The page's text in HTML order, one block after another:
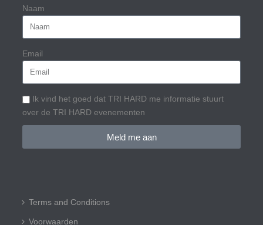
Naam
Email
Ik vind het goed dat TRI HARD me informatie stuurt
over de TRI HARD evenementen
Meld me aan
Terms and Conditions
Voorwaarden